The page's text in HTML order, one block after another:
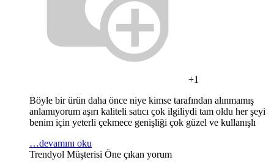
+1
Böyle bir ürün daha önce niye kimse tarafından alınmamış
anlamıyorum aşırı kaliteli satıcı çok ilgiliydi tam oldu her şeyi
benim için yeterli çekmece genişliği çok güzel ve kullanışlı
…devamını oku
Trendyol Müşterisi Öne çıkan yorum